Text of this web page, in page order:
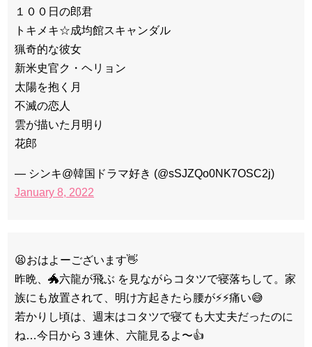
１００日の郎君
トキメキ☆成均館スキャンダル
猟奇的な彼女
新米史官ク・ヘリョン
太陽を抱く月
不滅の恋人
雲が描いた月明り
花郎
— シンキ@韓国ドラマ好き (@sSJZQo0NK7OSC2j)
January 8, 2022
😫おはよーございます👋
昨晩、🐲六龍が飛ぶ を見ながらコタツで寝落ちして。家
族にも放置されて、明け方起きたら腰が⚡⚡痛い😅
若かりし頃は、週末はコタツで寝ても大丈夫だったのに
ね…今日から３連休、六龍見るよ〜👍